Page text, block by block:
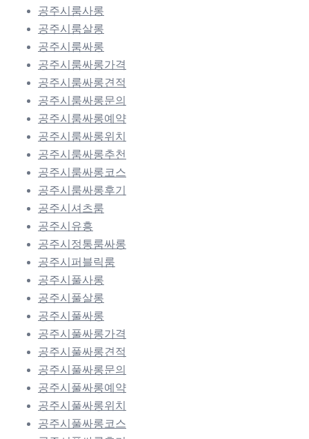
공주시룸사롱
공주시룸살롱
공주시룸싸롱
공주시룸싸롱가격
공주시룸싸롱견적
공주시룸싸롱문의
공주시룸싸롱예약
공주시룸싸롱위치
공주시룸싸롱추천
공주시룸싸롱코스
공주시룸싸롱후기
공주시셔츠룸
공주시유흥
공주시정통룸싸롱
공주시퍼블릭룸
공주시풀사롱
공주시풀살롱
공주시풀싸롱
공주시풀싸롱가격
공주시풀싸롱견적
공주시풀싸롱문의
공주시풀싸롱예약
공주시풀싸롱위치
공주시풀싸롱코스